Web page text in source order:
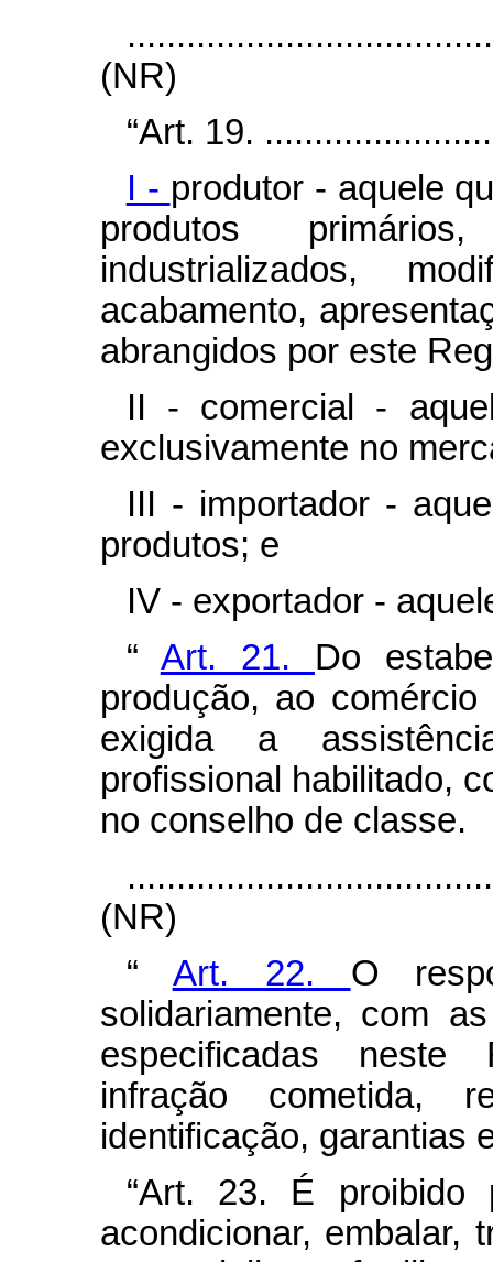
(NR)
“Art. 19.
I - produtor - aquele
produtos
industrializados,
acabamento,
abrangidos por este
II - comercial -
exclusivamente no
III - importador -
produtos; e
IV - exportador -
“ Art. 21. Do
produção, ao
exigida a
profissional habilitado,
no conselho de classe.
(NR)
“ Art. 22. O
solidariamente, com
especificadas neste
infração cometida,
identificação, garantias
“Art. 23. É proibido
acondicionar, embalar,